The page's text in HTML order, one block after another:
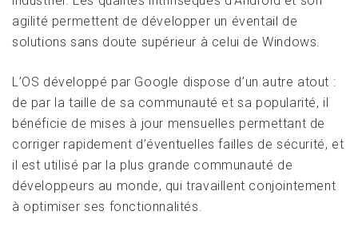
agilité permettent de développer un éventail de
solutions sans doute supérieur à celui de Windows.
L’OS développé par Google dispose d’un autre atout :
de par la taille de sa communauté et sa popularité, il
bénéficie de mises à jour mensuelles permettant de
corriger rapidement d’éventuelles failles de sécurité, et
il est utilisé par la plus grande communauté de
développeurs au monde, qui travaillent conjointement
à optimiser ses fonctionnalités.